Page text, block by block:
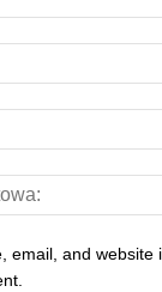
email, and website